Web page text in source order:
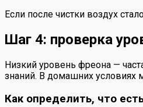
Если после чистки воздух
Шаг 4: проверка
Низкий уровень фреона —
знаний. В домашних условиях
Как определить, что